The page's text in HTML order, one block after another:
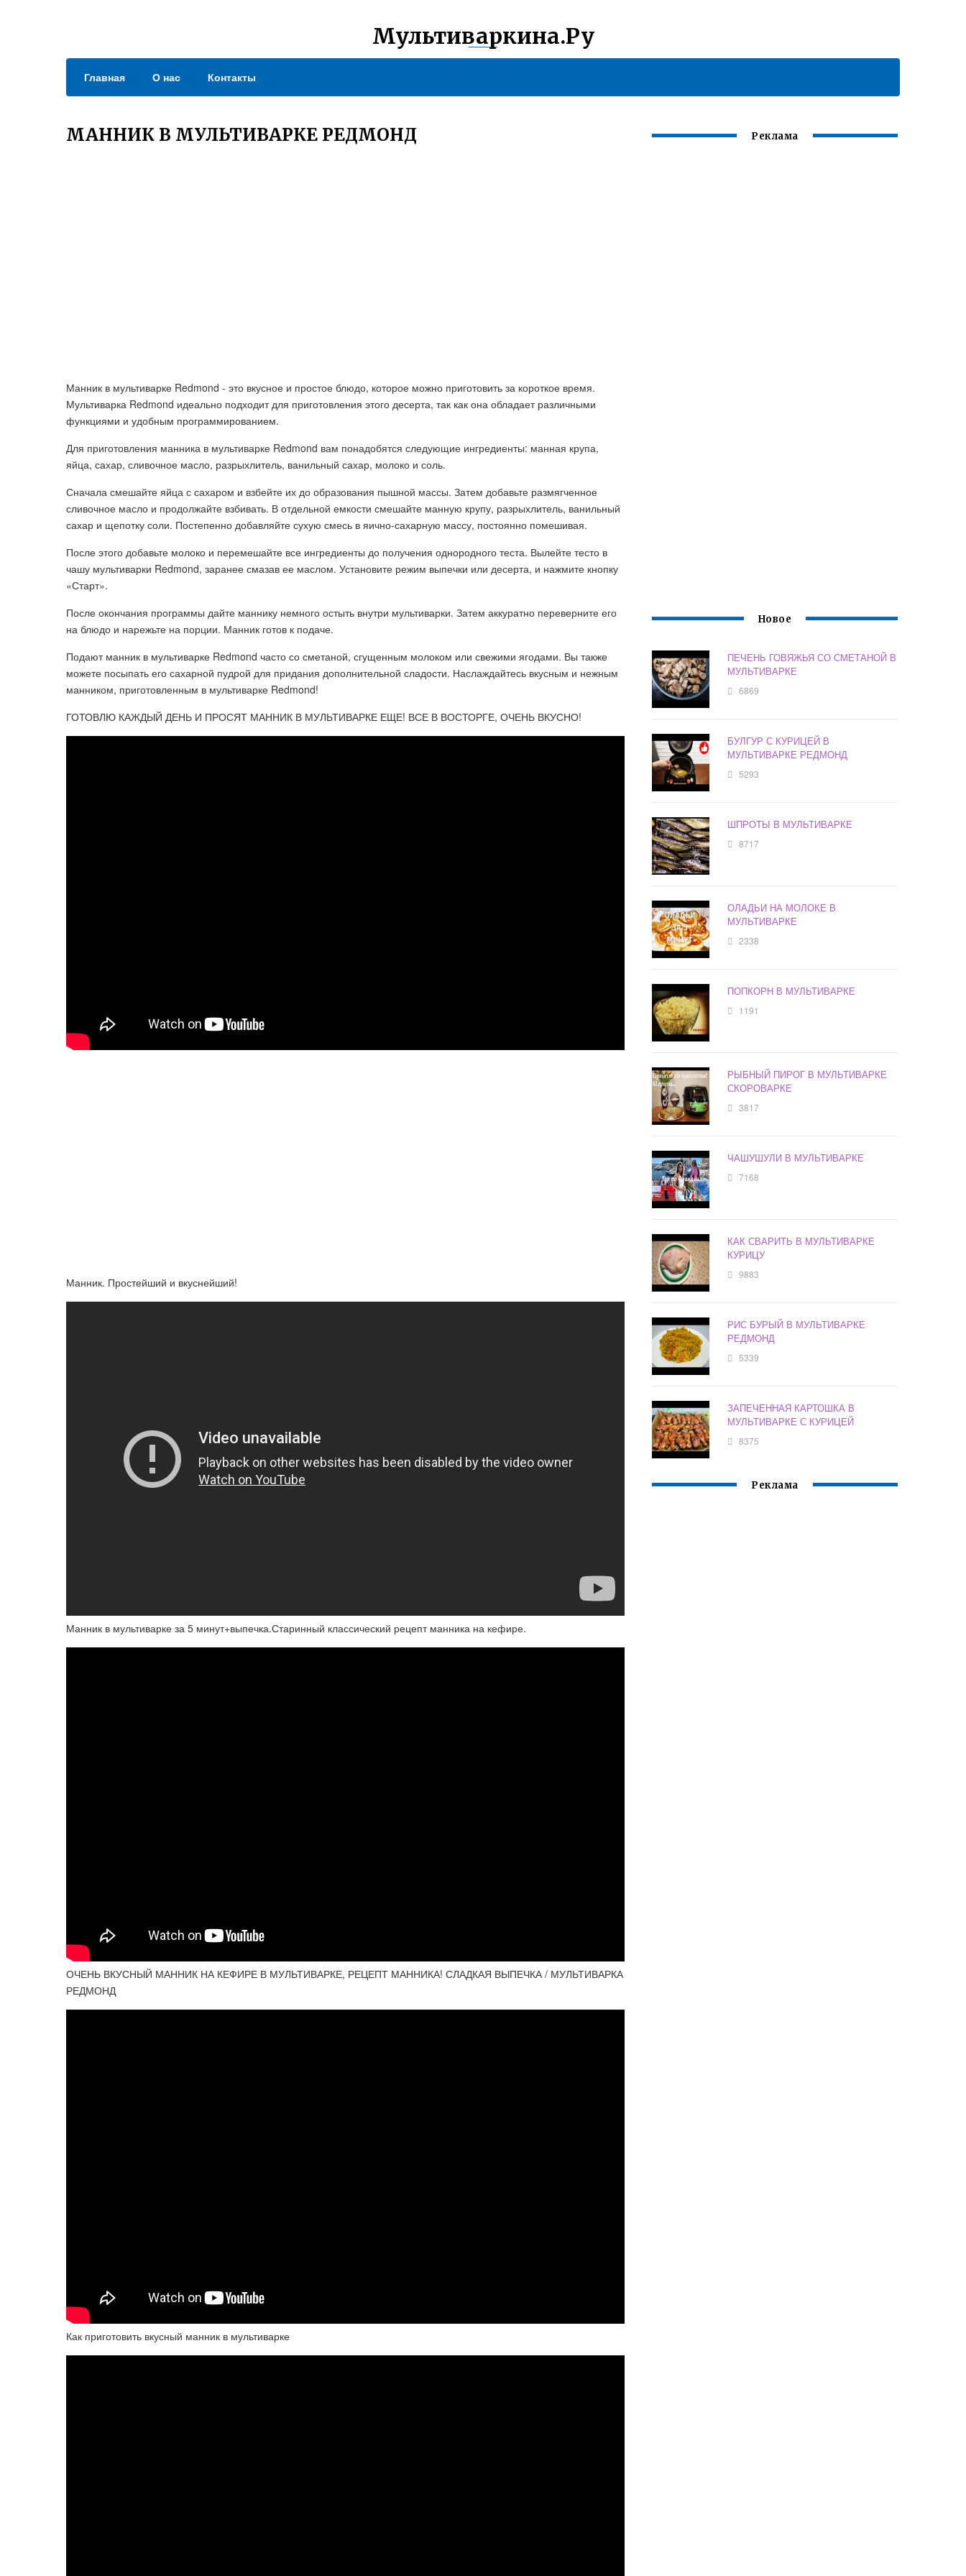
Мультиваркина.Ру
Главная О нас Контакты
МАННИК В МУЛЬТИВАРКЕ РЕДМОНД
Манник в мультиварке Redmond - это вкусное и простое блюдо, которое можно приготовить за короткое время.
Мультиварка Redmond идеально подходит для приготовления этого десерта, так как она обладает различными
функциями и удобным программированием.
Для приготовления манника в мультиварке Redmond вам понадобятся следующие ингредиенты: манная крупа,
яйца, сахар, сливочное масло, разрыхлитель, ванильный сахар, молоко и соль.
Сначала смешайте яйца с сахаром и взбейте их до образования пышной массы. Затем добавьте размягченное
сливочное масло и продолжайте взбивать. В отдельной емкости смешайте манную крупу, разрыхлитель, ванильный
сахар и щепотку соли. Постепенно добавляйте сухую смесь в яично-сахарную массу, постоянно помешивая.
После этого добавьте молоко и перемешайте все ингредиенты до получения однородного теста. Вылейте тесто в
чашу мультиварки Redmond, заранее смазав ее маслом. Установите режим выпечки или десерта, и нажмите кнопку
«Старт».
После окончания программы дайте маннику немного остыть внутри мультиварки. Затем аккуратно переверните его
на блюдо и нарежьте на порции. Манник готов к подаче.
Подают манник в мультиварке Redmond часто со сметаной, сгущенным молоком или свежими ягодами. Вы также
можете посыпать его сахарной пудрой для придания дополнительной сладости. Наслаждайтесь вкусным и нежным
манником, приготовленным в мультиварке Redmond!
ГОТОВЛЮ КАЖДЫЙ ДЕНЬ И ПРОСЯТ МАННИК В МУЛЬТИВАРКЕ ЕЩЕ! ВСЕ В ВОСТОРГЕ, ОЧЕНЬ ВКУСНО!
Манник. Простейший и вкуснейший!
Манник в мультиварке за 5 минут+выпечка.Старинный классический рецепт манника на кефире.
ОЧЕНЬ ВКУСНЫЙ МАННИК НА КЕФИРЕ В МУЛЬТИВАРКЕ, РЕЦЕПТ МАННИКА! СЛАДКАЯ ВЫПЕЧКА / МУЛЬТИВАРКА
РЕДМОНД
Как приготовить вкусный манник в мультиварке
Реклама
Новое
ПЕЧЕНЬ ГОВЯЖЬЯ СО СМЕТАНОЙ В
МУЛЬТИВАРКЕ
6869
БУЛГУР С КУРИЦЕЙ В
МУЛЬТИВАРКЕ РЕДМОНД
5293
ШПРОТЫ В МУЛЬТИВАРКЕ
8717
ОЛАДЬИ НА МОЛОКЕ В
МУЛЬТИВАРКЕ
2338
ПОПКОРН В МУЛЬТИВАРКЕ
1191
РЫБНЫЙ ПИРОГ В МУЛЬТИВАРКЕ
СКОРОВАРКЕ
3817
ЧАШУШУЛИ В МУЛЬТИВАРКЕ
7168
КАК СВАРИТЬ В МУЛЬТИВАРКЕ
КУРИЦУ
9883
РИС БУРЫЙ В МУЛЬТИВАРКЕ
РЕДМОНД
5339
ЗАПЕЧЕННАЯ КАРТОШКА В
МУЛЬТИВАРКЕ С КУРИЦЕЙ
8375
Реклама